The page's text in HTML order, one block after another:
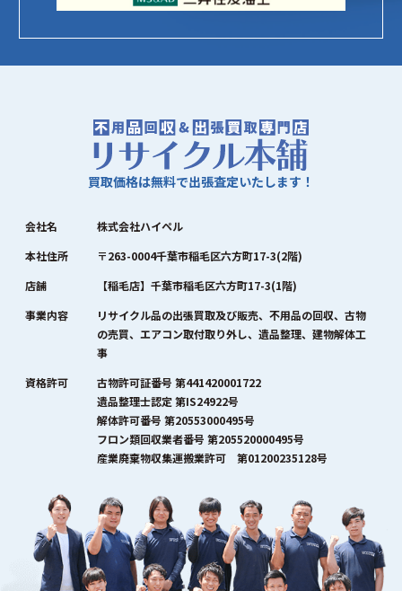
買取価格は無料で出張査定いたします！
会社名
株式会社ハイペル
本社住所
〒263-0004千葉市稲毛区六方町17-3(2階)
店舗
【稲毛店】千葉市稲毛区六方町17-3(1階)
事業内容
リサイクル品の出張買取及び販売、不用品の回収、古物
の売買、エアコン取付取り外し、遺品整理、建物解体工
事
資格許可
古物許可証番号 第441420001722
遺品整理士認定 第IS24922号
解体許可番号 第20553000495号
フロン類回収業者番号 第205520000495号
産業廃棄物収集運搬業許可 第01200235128号